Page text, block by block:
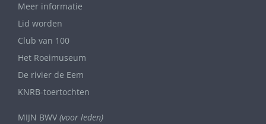
Meer informatie
Lid worden
Club van 100
Het Roeimuseum
De rivier de Eem
KNRB-toertochten
MIJN BWV (voor leden)